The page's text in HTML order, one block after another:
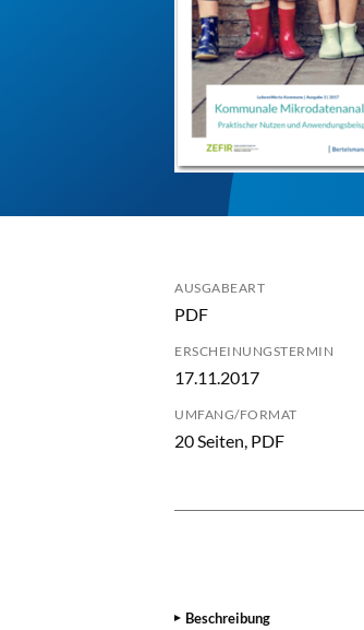
AUSGABEART
PDF
ERSCHEINUNGSTERMIN
17.11.2017
UMFANG/FORMAT
20 Seiten, PDF
Beschreibung